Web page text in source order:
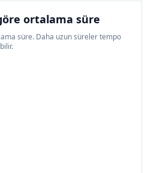
ortalama süre
süre. Daha uzun süreler tempo